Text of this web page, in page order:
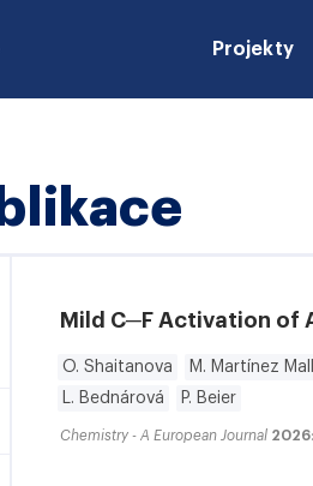
Projekty
Mild C─F Activation of
O. Shaitanova M. Martínez
L. Bednárová
P. Beier
Chemistry - A European Journal 2026